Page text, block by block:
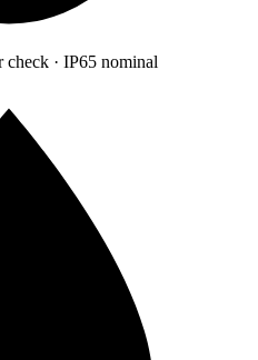
check · IP65 nominal